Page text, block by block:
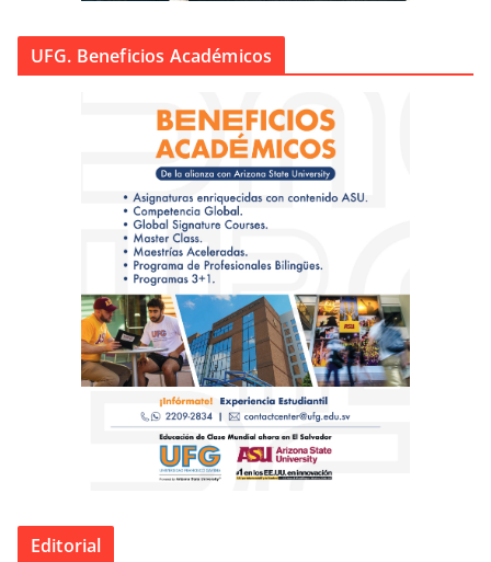
UFG. Beneficios Académicos
Editorial